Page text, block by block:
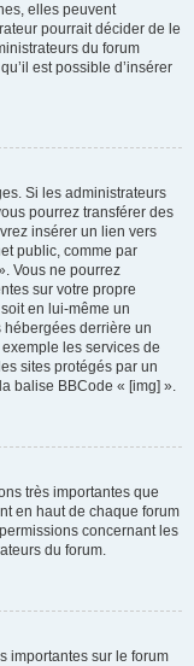
elles peuvent
pourrait décider de le
du forum
est possible d’insérer
Si les administrateurs
pourrez transférer des
insérer un lien vers
public, comme par
Vous ne pourrez
sur votre propre
en lui-même un
derrière un
les services de
sites protégés par un
balise BBCode « [img] ».
très importantes que
en haut de chaque forum
concernant les
du forum.
importantes sur le forum